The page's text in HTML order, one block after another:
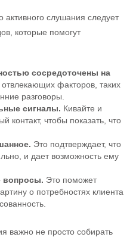
слушания следует
которые помогут
сосредоточены на
отвлекающих факторов, таких
разговоры.
сигналы. Кивайте и
контакт, чтобы показать, что
Это подтверждает, что
и дает возможность ему
вопросы. Это поможет
о потребностях клиента
важно не просто собирать